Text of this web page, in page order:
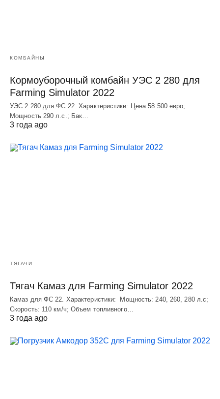
КОМБАЙНЫ
Кормоуборочный комбайн УЭC 2 280 для
Farming Simulator 2022
УЭC 2 280 для ФС 22. Характеристики: Цена 58 500 евро;
Мощность 290 л.с.; Бак…
3 года ago
ТЯГАЧИ
Тягач Камаз для Farming Simulator 2022
Камаз для ФС 22. Характеристики: Мощность: 240, 260, 280 л.с;
Скорость: 110 км/ч; Объем топливного…
3 года ago